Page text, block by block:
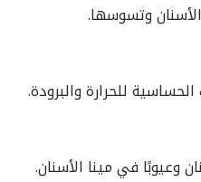
وتسوسها.
للحرارة والبرودة.
وعيوبًا في مينا الأسنان.